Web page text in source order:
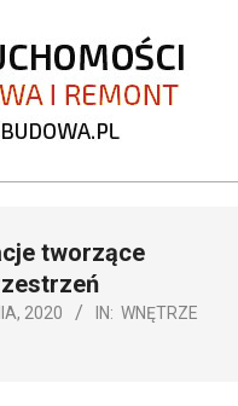
tworzące
2020 IN: WNĘTRZE